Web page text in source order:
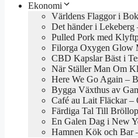
Ekonomi
Världens Flaggor i
Det händer i Lekeberg
Pulled Pork med
Filorga Oxygen Glow
CBD Kapslar Bäst i
När Ställer Man Om
Here We Go Again –
Bygga Växthus av
Café au Lait Fläckar –
Färdiga Tal Till
En Galen Dag i New
Hamnen Kök och Bar